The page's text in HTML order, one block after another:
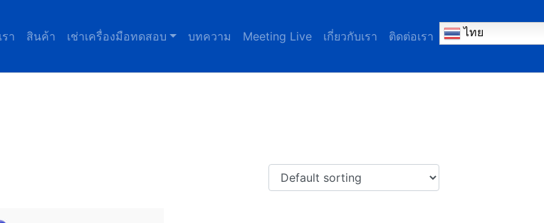
า สินค้า เช่าเครื่องมือทดสอบ บทความ Meeting Live เกี่ยวกับเรา ติดต่อเรา ไทย